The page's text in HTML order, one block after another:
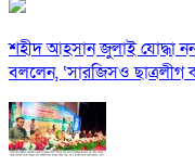
শহীদ আহসান জুলাই যোদ্ধা
বললেন, ‘সারজিসও ছাত্রলীগ